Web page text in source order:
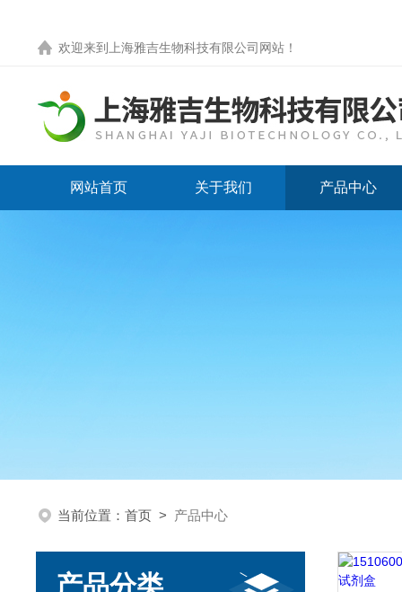
欢迎来到 上海雅吉生物科技有限公司网站 ！
网站首页 关于我们 产品中心
当前位置： 首页 > 产品中心
产品分类